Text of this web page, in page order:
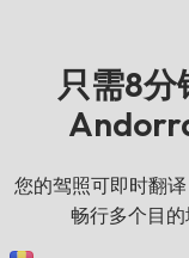
只需8分
您的驾照可即时翻
畅行多个目